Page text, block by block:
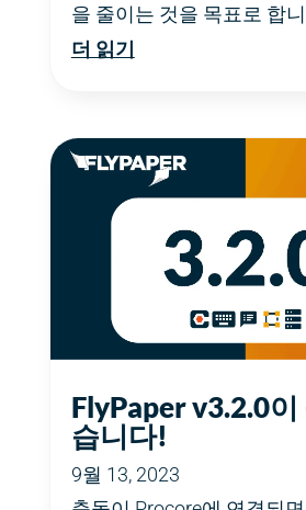
을 줄이는 것을 목표로 합
더 읽기
FlyPaper v3.2.0이
습니다!
9월 13, 2023